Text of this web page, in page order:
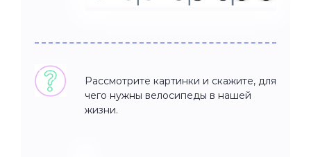
Рассмотрите картинки и скажите, для
чего нужны велосипеды в нашей
жизни.